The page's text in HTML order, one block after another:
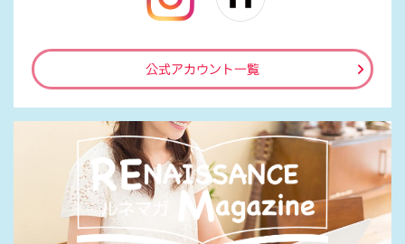
公式アカウント一覧